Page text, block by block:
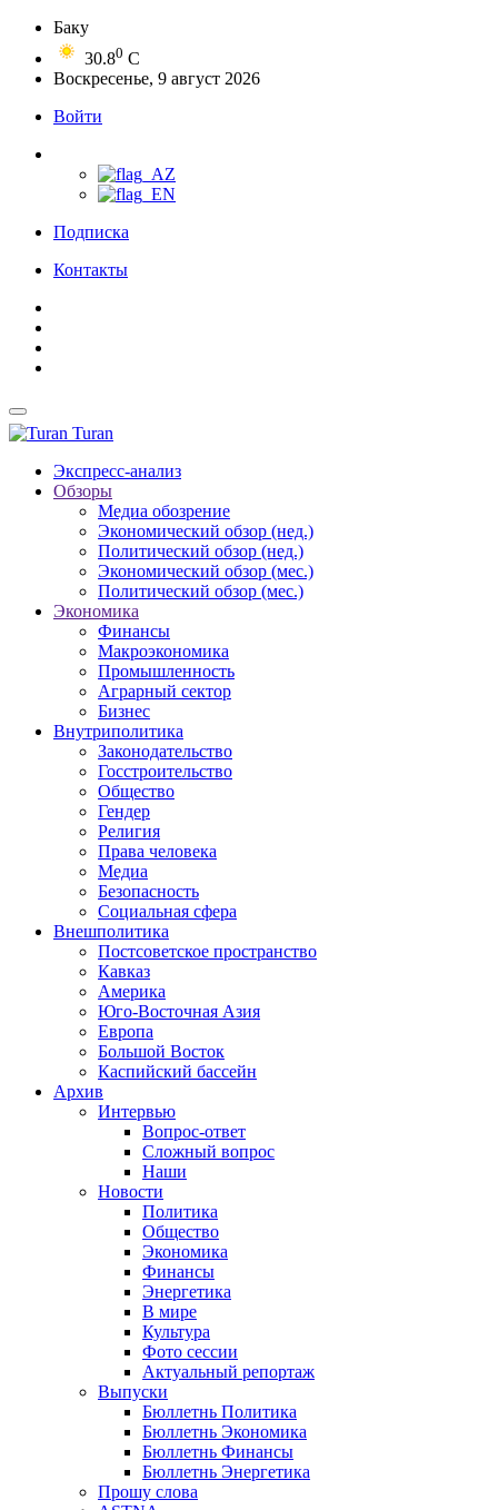
Баку
30.80 C
Воскресенье, 9 август 2026
Войти
Подписка
Контакты
Turan
Экспресс-анализ
Обзоры
Медиа обозрение
Экономический обзор (нед.)
Политический обзор (нед.)
Экономический обзор (мес.)
Политический обзор (мес.)
Экономика
Финансы
Макроэкономика
Промышленность
Аграрный сектор
Бизнес
Внутриполитика
Законодательство
Госстроительство
Общество
Гендер
Религия
Права человека
Медиа
Безопасность
Социальная сфера
Внешполитика
Постсоветское пространство
Кавказ
Америка
Юго-Восточная Азия
Европа
Большой Восток
Каспийский бассейн
Архив
Интервью
Вопрос-ответ
Сложный вопрос
Наши
Новости
Политика
Общество
Экономика
Финансы
Энергетика
В мире
Культура
Фото сессии
Актуальный репортаж
Выпуски
Бюллетнь Политика
Бюллетнь Экономика
Бюллетнь Финансы
Бюллетнь Энергетика
Прошу слова